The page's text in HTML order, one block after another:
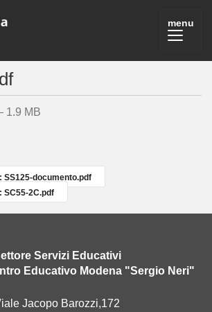
1.9 MB
SS125-documento.pdf
SC55-2C.pdf
Servizi Educativi
Educativo Modena "Sergio Neri"
Jacopo Barozzi,172